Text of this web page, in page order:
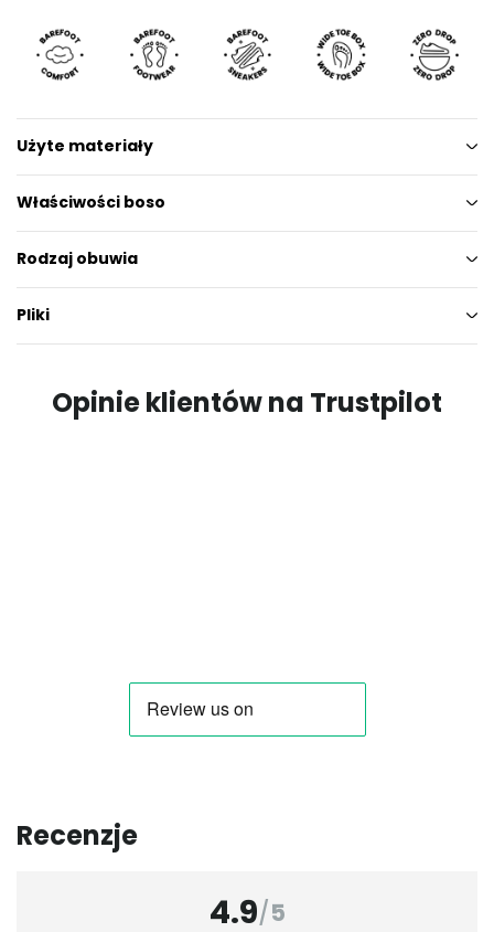
Użyte materiały
Właściwości boso
Rodzaj obuwia
Pliki
Opinie klientów na Trustpilot
Recenzje
4.9/5